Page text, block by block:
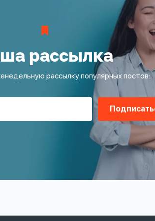
рассылка
рассылку популярных постов: